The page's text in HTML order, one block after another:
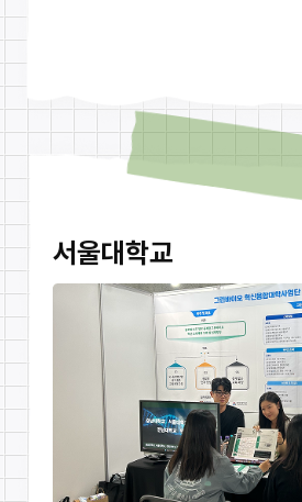
서울대학교